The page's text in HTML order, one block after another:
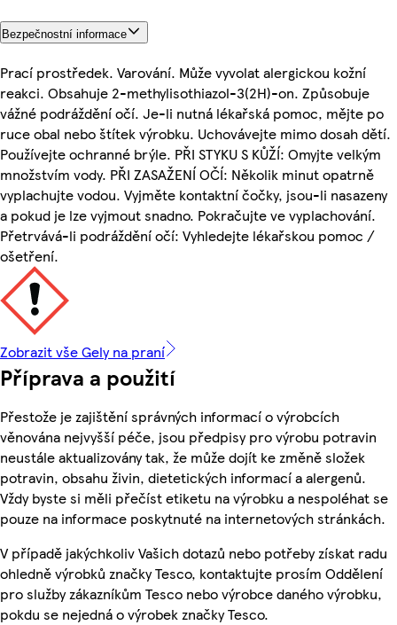
Bezpečnostní informace
Prací prostředek. Varování. Může vyvolat alergickou kožní
reakci. Obsahuje 2-methylisothiazol-3(2H)-on. Způsobuje
vážné podráždění očí. Je-li nutná lékařská pomoc, mějte po
ruce obal nebo štítek výrobku. Uchovávejte mimo dosah dětí.
Používejte ochranné brýle. PŘI STYKU S KŮŽÍ: Omyjte velkým
množstvím vody. PŘI ZASAŽENÍ OČÍ: Několik minut opatrně
vyplachujte vodou. Vyjměte kontaktní čočky, jsou-li nasazeny
a pokud je lze vyjmout snadno. Pokračujte ve vyplachování.
Přetrvává-li podráždění očí: Vyhledejte lékařskou pomoc /
ošetření.
Zobrazit vše Gely na praní
Příprava a použití
Přestože je zajištění správných informací o výrobcích
věnována nejvyšší péče, jsou předpisy pro výrobu potravin
neustále aktualizovány tak, že může dojít ke změně složek
potravin, obsahu živin, dietetických informací a alergenů.
Vždy byste si měli přečíst etiketu na výrobku a nespoléhat se
pouze na informace poskytnuté na internetových stránkách.
V případě jakýchkoliv Vašich dotazů nebo potřeby získat radu
ohledně výrobků značky Tesco, kontaktujte prosím Oddělení
pro služby zákazníkům Tesco nebo výrobce daného výrobku,
pokdu se nejedná o výrobek značky Tesco.